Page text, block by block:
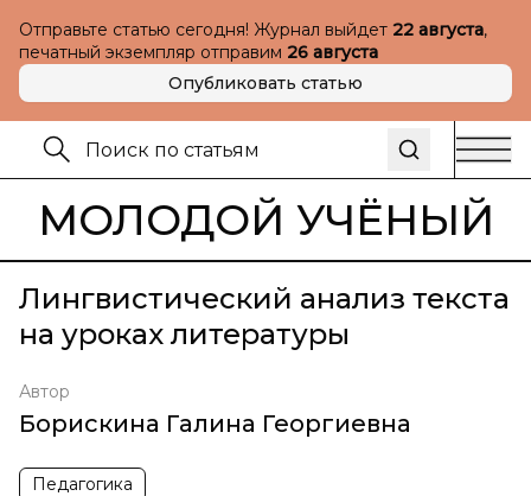
Отправьте статью сегодня! Журнал выйдет 22 августа,
печатный экземпляр отправим 26 августа
Опубликовать статью
МОЛОДОЙ УЧЁНЫЙ
Лингвистический анализ текста
на уроках литературы
Автор
Борискина Галина Георгиевна
Педагогика